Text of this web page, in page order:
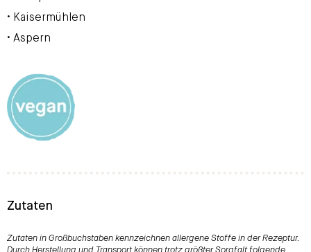
• Kaisermühlen
• Aspern
Zutaten
Zutaten in Großbuchstaben kennzeichnen allergene Stoffe in der Rezeptur.